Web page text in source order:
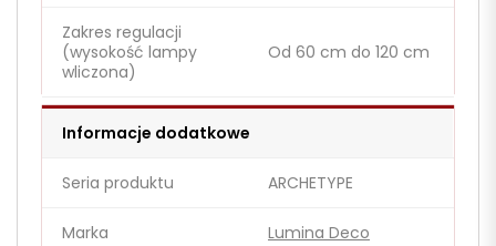
Zakres regulacji
(wysokość lampy
wliczona)
Od 60 cm do 120 cm
Informacje dodatkowe
Seria produktu ARCHETYPE
Marka Lumina Deco